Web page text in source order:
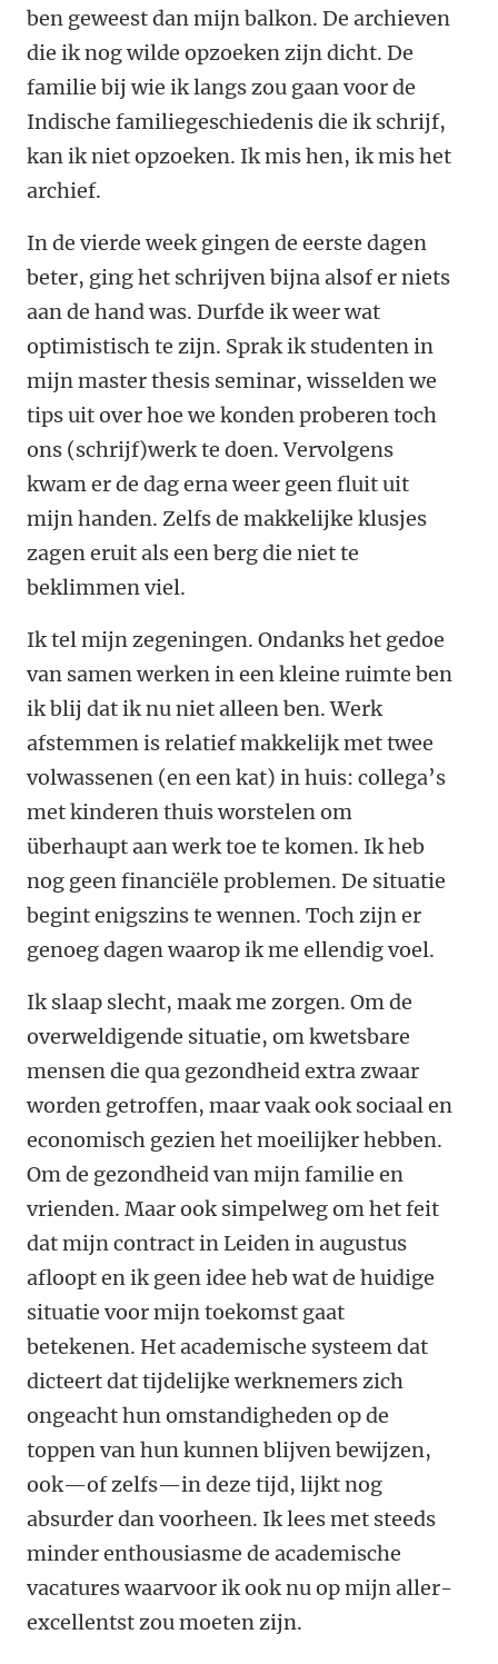
ben geweest dan mijn balkon. De archieven
die ik nog wilde opzoeken zijn dicht. De
familie bij wie ik langs zou gaan voor de
Indische familiegeschiedenis die ik schrijf,
kan ik niet opzoeken. Ik mis hen, ik mis het
archief.
In de vierde week gingen de eerste dagen
beter, ging het schrijven bijna alsof er niets
aan de hand was. Durfde ik weer wat
optimistisch te zijn. Sprak ik studenten in
mijn master thesis seminar, wisselden we
tips uit over hoe we konden proberen toch
ons (schrijf)werk te doen. Vervolgens
kwam er de dag erna weer geen fluit uit
mijn handen. Zelfs de makkelijke klusjes
zagen eruit als een berg die niet te
beklimmen viel.
Ik tel mijn zegeningen. Ondanks het gedoe
van samen werken in een kleine ruimte ben
ik blij dat ik nu niet alleen ben. Werk
afstemmen is relatief makkelijk met twee
volwassenen (en een kat) in huis: collega’s
met kinderen thuis worstelen om
überhaupt aan werk toe te komen. Ik heb
nog geen financiële problemen. De situatie
begint enigszins te wennen. Toch zijn er
genoeg dagen waarop ik me ellendig voel.
Ik slaap slecht, maak me zorgen. Om de
overweldigende situatie, om kwetsbare
mensen die qua gezondheid extra zwaar
worden getroffen, maar vaak ook sociaal en
economisch gezien het moeilijker hebben.
Om de gezondheid van mijn familie en
vrienden. Maar ook simpelweg om het feit
dat mijn contract in Leiden in augustus
afloopt en ik geen idee heb wat de huidige
situatie voor mijn toekomst gaat
betekenen. Het academische systeem dat
dicteert dat tijdelijke werknemers zich
ongeacht hun omstandigheden op de
toppen van hun kunnen blijven bewijzen,
ook—of zelfs—in deze tijd, lijkt nog
absurder dan voorheen. Ik lees met steeds
minder enthousiasme de academische
vacatures waarvoor ik ook nu op mijn aller-
excellentst zou moeten zijn.